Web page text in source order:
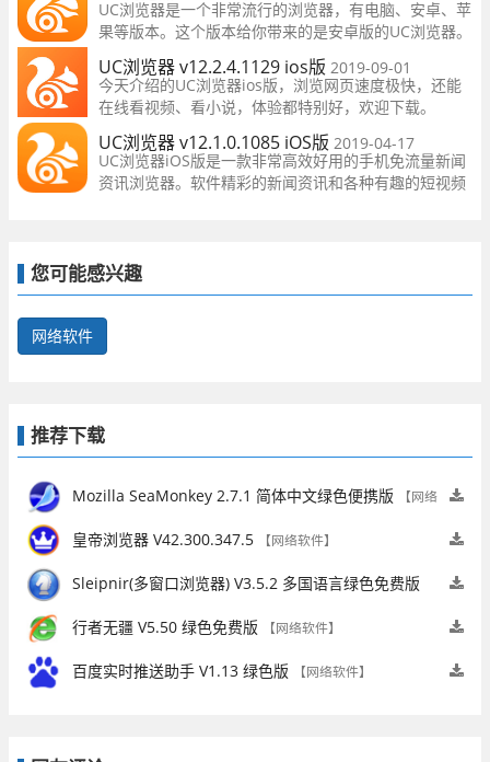
UC浏览器是一个非常流行的浏览器，有电脑、安卓、苹
果等版本。这个版本给你带来的是安卓版的UC浏览器。
这个浏览器版也很喜欢用。它可以很快打开网页，操作
页面比我们手机自带
UC浏览器 v12.2.4.1129 ios版 2019-09-01
今天介绍的UC浏览器ios版，浏览网页速度极快，还能
在线看视频、看小说，体验都特别好，欢迎下载。
UC浏览器 v12.1.0.1085 iOS版 2019-04-17
UC浏览器iOS版是一款非常高效好用的手机免流量新闻
资讯浏览器。软件精彩的新闻资讯和各种有趣的短视频
您可能感兴趣
网络软件
推荐下载
Mozilla SeaMonkey 2.7.1 简体中文绿色便携版
【网络
软件】
皇帝浏览器 V42.300.347.5 【网络软件】
Sleipnir(多窗口浏览器) V3.5.2 多国语言绿色免费版
【网络软件】
行者无疆 V5.50 绿色免费版 【网络软件】
百度实时推送助手 V1.13 绿色版 【网络软件】